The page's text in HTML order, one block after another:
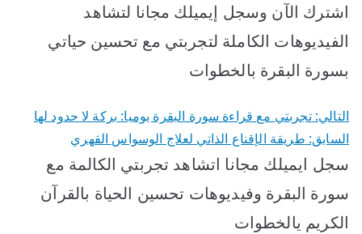
اشترك الآن وسجل إيميلك مجانا لتشاهد
الفيديوهات الكاملة لتجربتي مع تحسين حياتي
بسورة البقرة بالخطوات
التالي: تجربتي مع قراءة سورة البقرة يوميا: بركة لا حدود لها
السابق: طريقة الإقناع الذاتي لعلاج الوسواس القهري
سجل ايميلك مجانا اتشاهد تجربتي الكالمة مع
سورة البقرة وفيديوهات تحسين الحياة بالقرآن
الكريم يالخطوات